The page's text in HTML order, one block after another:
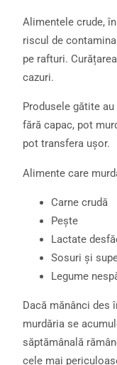
Alimentele crude,
riscul de
pe rafturi.
cazuri.
Produsele gătite
fără capac, pot
pot transfera ușor.
Alimente care
Carne crudă
Pește
Lactate
Sosuri și
Legume
Dacă mănânci des
murdăria se
săptămânală
cele mai